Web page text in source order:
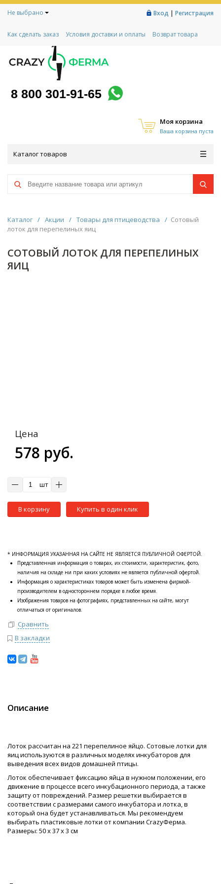
Не выбрано Вход | Регистрация
Как сделать заказ Условия доставки и оплаты
Возврат товара
Контакты
Социальный контракт
Любимая ферма
8 800 301-91-65
Моя корзина
Ваша корзина пуста
Каталог товаров
Каталог / Акции / Товары для птицеводства / Сотовый
лоток для перепелиных яиц
СОТОВЫЙ ЛОТОК ДЛЯ ПЕРЕПЕЛИНЫХ
ЯИЦ
Цена
578 руб.
шт
В корзину Купить в один клик
* ИНФОРМАЦИЯ УКАЗАННАЯ НА САЙТЕ НЕ ЯВЛЯЕТСЯ ПУБЛИЧНОЙ ОФЕРТОЙ.
Представленная информация о товарах, их стоимости, характеристик, фото,
наличия на складе ни при каких условиях не является публичной офертой.
Информация о характеристиках товаров может быть изменена фирмой-
производителем в одностороннем порядке в любое время.
Изображения товаров на фотографиях, представленных на сайте, могут
отличаться от оригиналов.
Сравнить
В закладки
Описание
Лоток рассчитан на 221 перепелиное яйцо. Сотовые лотки для
яиц используются в различных моделях инкубаторов для
выведения всех видов домашней птицы.
Лоток обеспечивает фиксацию яйца в нужном положении, его
движение в процессе всего инкубационного периода, а также
защиту от повреждений. Размер решетки выбирается в
соответствии с размерами самого инкубатора и лотка, в
который она будет устанавливаться. Мы рекомендуем
выбирать пластиковые лотки от компании CrazyФерма.
Размеры: 50 х 37 х 3 см